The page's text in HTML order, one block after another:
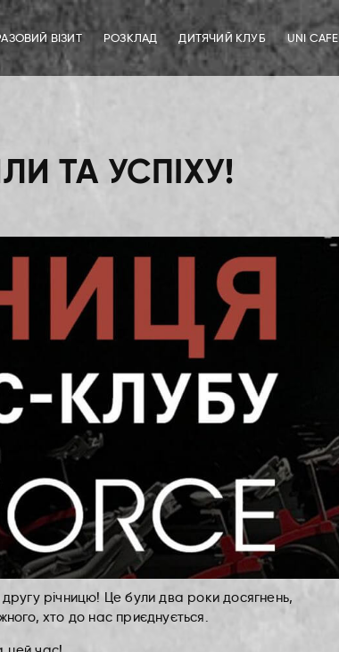
ВІЗИТ РОЗКЛАД ДИТЯЧИЙ КЛУБ UNI CAFE
ТА УСПІХУ!
річницю! Це були два роки досягнень,
хто до нас приєднується.